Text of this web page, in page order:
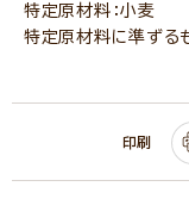
特定原材料：小麦
特定原材料に準ずる
印刷